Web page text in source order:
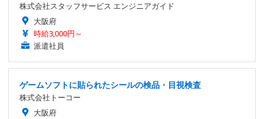
株式会社スタッフサービス エンジニアガイド
大阪府
時給3,000円～
派遣社員
ゲームソフトに貼られたシールの検品・目視検査
株式会社トーコー
大阪府